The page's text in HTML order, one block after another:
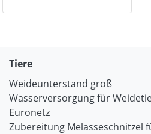
Tiere
Weideunterstand groß
Wasserversorgung für
Euronetz
Zubereitung Melasseschnitzel